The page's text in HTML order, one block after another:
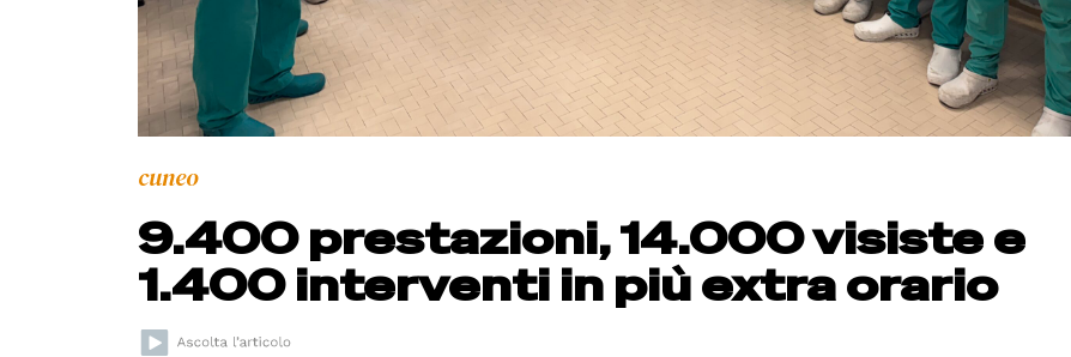
cuneo
9.400 prestazioni, 14.000 visiste e
1.400 interventi in più extra orario